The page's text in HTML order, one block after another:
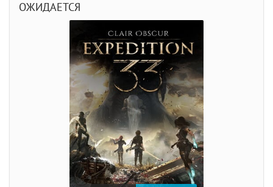
ОЖИДАЕТСЯ